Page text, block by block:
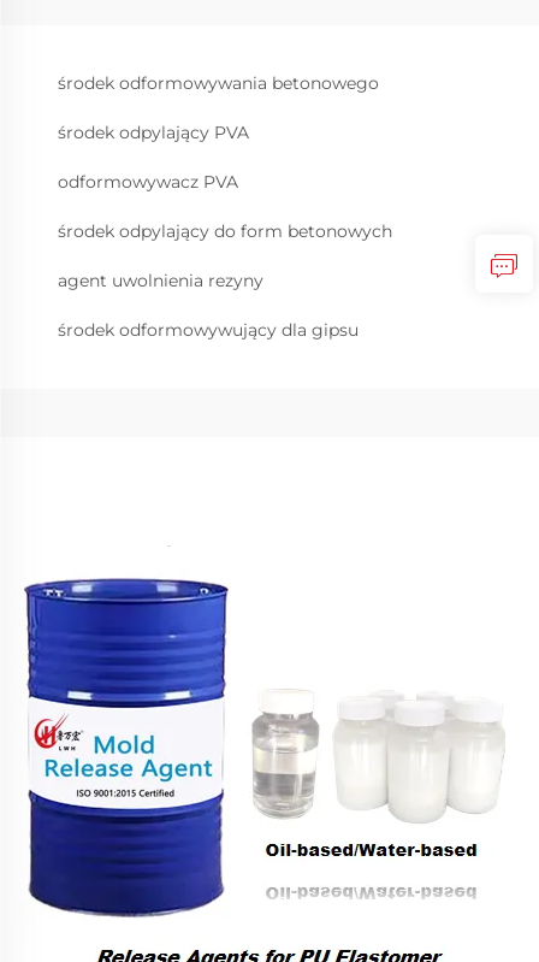
środek odformowywania betonowego
środek odpylający PVA
odformowywacz PVA
środek odpylający do form betonowych
agent uwolnienia rezyny
środek odformowywujący dla gipsu